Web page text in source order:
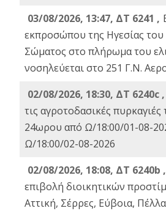
03/08/2026, 13:47, ΔΤ 6241 ,
εκπροσώπου της Ηγεσίας
Σώματος στο πλήρωμα του
νοσηλεύεται στο 251 Γ.Ν.
02/08/2026, 18:30, ΔΤ 6240c ,
τις αγροτοδασικές πυρκαγιές
24ωρου από Ω/18:00/01-08-
Ω/18:00/02-08-2026
02/08/2026, 18:08, ΔΤ 6240b ,
επιβολή διοικητικών
Αττική, Σέρρες, Εύβοια,